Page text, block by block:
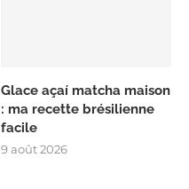
Glace açaí matcha maison
: ma recette brésilienne
facile
9 août 2026